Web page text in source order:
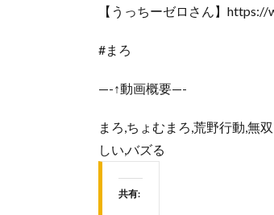
【うっちーゼロさん】
#まろ
—-↑動画概要—-
まろ,ちょむまろ,荒野行動,無
しい,バズる
共有: